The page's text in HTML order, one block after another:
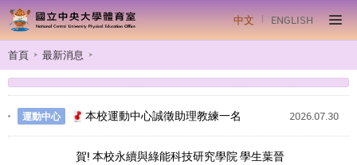
中文 ENGLISH
首頁 最新消息
運動中心 本校運動中心誠徵助理教練一名 2026.07.30
賀! 本校永續與綠能科技研究學院 學生葉晉